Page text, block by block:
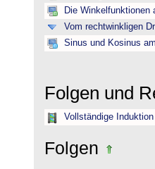
Die Winkelfunktionen
Vom rechtwinkligen
Sinus und Kosinus
Folgen und
Vollständige Induktion
Folgen